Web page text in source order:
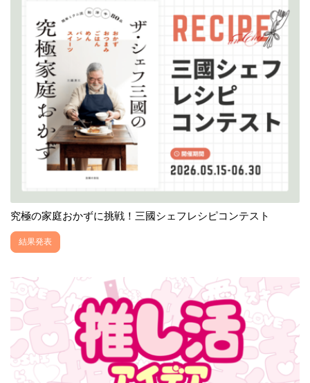
究極の家庭おかずに挑戦！三國シェフレシピコンテスト
結果発表